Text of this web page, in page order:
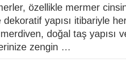
özellikle mermer
dekoratif yapısı itibariyle
doğal taş yapısı
zengin …